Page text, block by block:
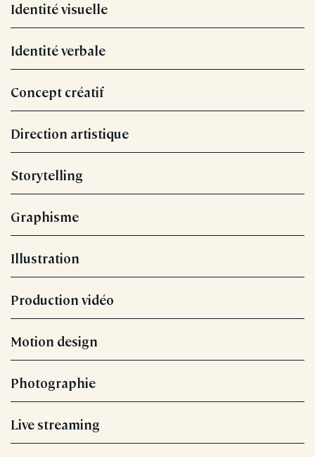
Identité visuelle
Identité verbale
Concept créatif
Direction artistique
Storytelling
Graphisme
Illustration
Production vidéo
Motion design
Photographie
Live streaming